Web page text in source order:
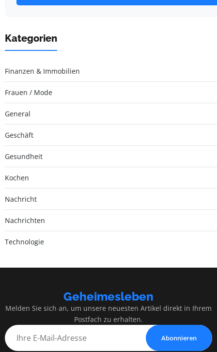
Kategorien
Finanzen & Immobilien
Frauen / Mode
General
Geschäft
Gesundheit
Kochen
Nachricht
Nachrichten
Technologie
Geheimesleben
Melden Sie sich an, um unsere neuesten Artikel direkt in Ihrem
Postfach zu erhalten.
Abonnieren